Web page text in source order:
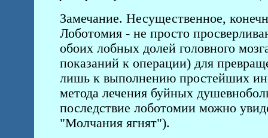
Замечание. Несущественное,
Лоботомия - не просто
обоих лобных долей головного
показаний к операции) для
лишь к выполнению простейших
метода лечения буйных
последствие лоботомии можно
"Молчания ягнят").